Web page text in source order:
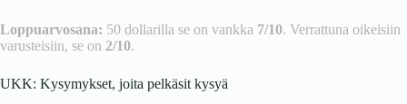
Loppuarvosana: 50 dollarilla se on vankka 7/10. Verrattuna oikeisiin
varusteisiin, se on 2/10.
UKK: Kysymykset, joita pelkäsit kysyä